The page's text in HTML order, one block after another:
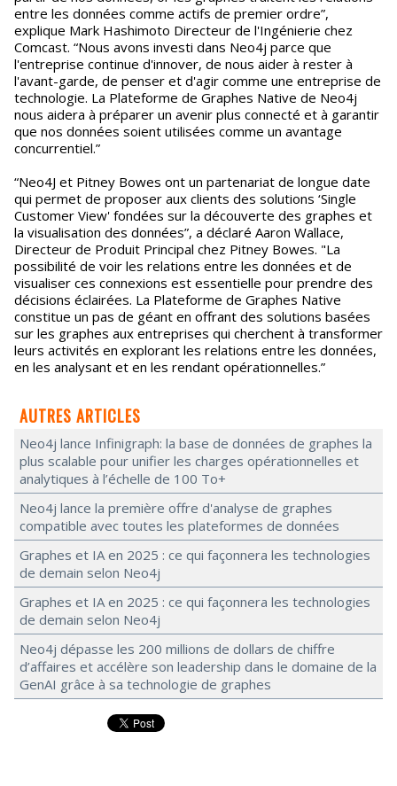
entre les données comme actifs de premier ordre”,
explique Mark Hashimoto Directeur de l'Ingénierie chez
Comcast. “Nous avons investi dans Neo4j parce que
l'entreprise continue d'innover, de nous aider à rester à
l'avant-garde, de penser et d'agir comme une entreprise de
technologie. La Plateforme de Graphes Native de Neo4j
nous aidera à préparer un avenir plus connecté et à garantir
que nos données soient utilisées comme un avantage
concurrentiel.”
“Neo4J et Pitney Bowes ont un partenariat de longue date
qui permet de proposer aux clients des solutions ‘Single
Customer View' fondées sur la découverte des graphes et
la visualisation des données”, a déclaré Aaron Wallace,
Directeur de Produit Principal chez Pitney Bowes. "La
possibilité de voir les relations entre les données et de
visualiser ces connexions est essentielle pour prendre des
décisions éclairées. La Plateforme de Graphes Native
constitue un pas de géant en offrant des solutions basées
sur les graphes aux entreprises qui cherchent à transformer
leurs activités en explorant les relations entre les données,
en les analysant et en les rendant opérationnelles.”
AUTRES ARTICLES
Neo4j lance Infinigraph: la base de données de graphes la
plus scalable pour unifier les charges opérationnelles et
analytiques à l’échelle de 100 To+
Neo4j lance la première offre d'analyse de graphes
compatible avec toutes les plateformes de données
Graphes et IA en 2025 : ce qui façonnera les technologies
de demain selon Neo4j
Graphes et IA en 2025 : ce qui façonnera les technologies
de demain selon Neo4j
Neo4j dépasse les 200 millions de dollars de chiffre
d’affaires et accélère son leadership dans le domaine de la
GenAI grâce à sa technologie de graphes